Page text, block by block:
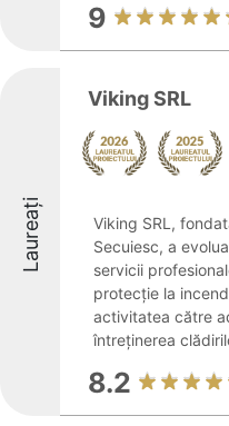
9
Laureați
Viking SRL
Viking SRL,
Secuiesc, a
servicii
protecție la
activitatea către
întreținerea
8.2